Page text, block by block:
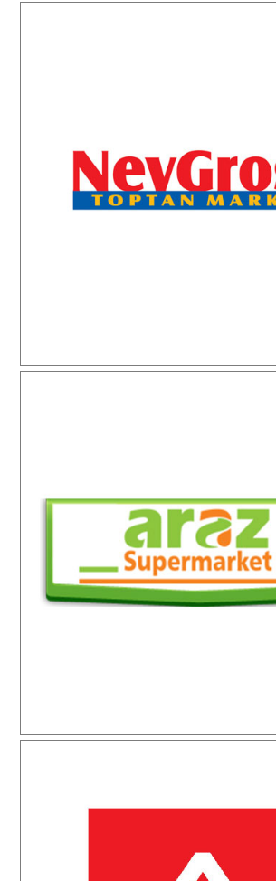
Nevgross Toptan
Araz Supermarket